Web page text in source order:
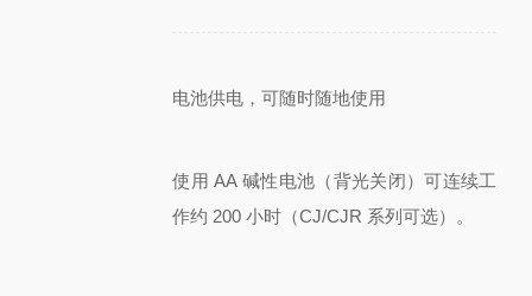
电池供电，可随时随地使用
使用 AA 碱性电池（背光关闭）可连续工
作约 200 小时（CJ/CJR 系列可选）。